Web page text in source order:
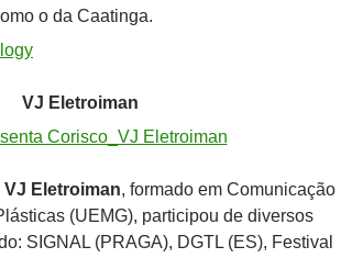
o da Caatinga.
VJ Eletroiman
VJ Eletroiman, formado em Comunicação
(UEMG), participou de diversos
(PRAGA), DGTL (ES‏), Festival